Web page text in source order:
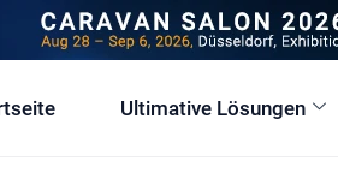
Ultimative Lösungen